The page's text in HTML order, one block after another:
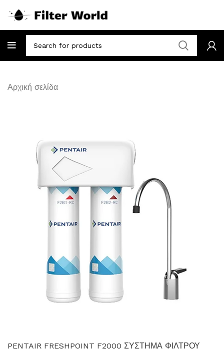
Αρχική σελίδα
PENTAIR FRESHPOINT F2000 ΣΥΣΤΗΜΑ ΦΙΛΤΡΟΥ